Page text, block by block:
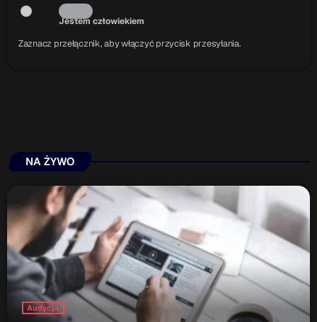
Jestem człowiekiem
Zaznacz przełącznik, aby włączyć przycisk przesyłania.
NA ŻYWO
Audycja